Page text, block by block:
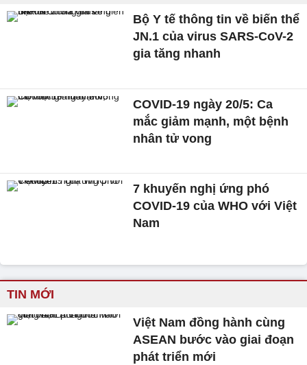
Bộ Y tế thông tin về biến thể
JN.1 của virus SARS-CoV-2
gia tăng nhanh
COVID-19 ngày 20/5: Ca
mắc giảm mạnh, một bệnh
nhân tử vong
7 khuyến nghị ứng phó
COVID-19 của WHO với Việt
Nam
TIN MỚI
Việt Nam đồng hành cùng
ASEAN bước vào giai đoạn
phát triển mới